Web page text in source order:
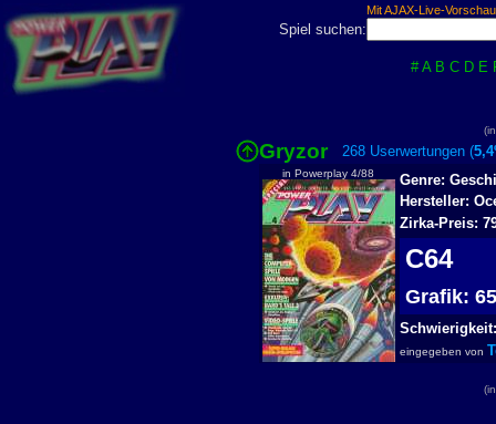
Mit AJAX-Live-
Spiel suchen:
# A B C D E
Gryzor 268 Userwertungen (
in Powerplay 4/88
Genre:
Hersteller:
Zirka-Preis:
C64
Grafik:
Schwierigkeit:
eingegeben von